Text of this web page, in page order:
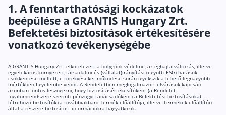
KATA Nyugdíj: így használd ki az
Nyugdíjbiztosítás kalkulátor
Nyugdíjbiztosítás hozamok
Nyugdíjbiztosítás költségek
Életbiztosítások
Balesetbiztosítás
Csoportos életbiztosítás
1. A fenntarthatósági kockázatok
beépülése a GRANTIS Hungary Zrt.
Befektetési biztosítások értékesítésére
vonatkozó tevékenységébe
A GRANTIS Hungary Zrt. elkötelezett a bolygónk védelme, az éghajlatváltozás, illetve
egyéb káros környezeti, társadalmi és (vállalat)irányítási (együtt: ESG) hatások
csökkentése mellett, e törekvéseket működése során igyekszik a lehető legnagyobb
mértékben figyelembe venni. A Rendeletben megfogalmazott elvárások kapcsán
azonban fontos leszögezni, hogy biztosításértékesítőként (a Rendelet
fogalomrendszere szerint: pénzügyi tanácsadóként) a Befektetési biztosításokat
létrehozó biztosítók (a továbbiakban: Termék előállítója, illetve Termékek előállítói)
által a részére biztosított információkra hagyatkozik.